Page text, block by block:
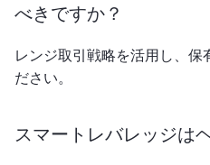
べきですか？
レンジ取引戦略を活用し、保
ださい。
スマートレバレッジは